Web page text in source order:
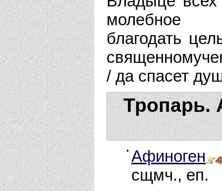
молебное
благодать
/ да спасет
Тропарь.
Афиноген
сщмч., еп.